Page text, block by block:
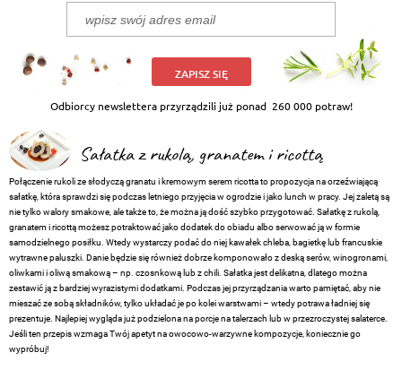
ZAPISZ SIĘ
Odbiorcy newslettera przyrządzili już ponad 260 000 potraw!
Sałatka z rukolą, granatem i ricottą
Połączenie rukoli ze słodyczą granatu i kremowym serem ricotta to propozycja na orzeźwiającą
sałatkę, która sprawdzi się podczas letniego przyjęcia w ogrodzie i jako lunch w pracy. Jej zaletą są
nie tylko walory smakowe, ale także to, że można ją dość szybko przygotować. Sałatkę z rukolą,
granatem i ricottą możesz potraktować jako dodatek do obiadu albo serwować ją w formie
samodzielnego posiłku. Wtedy wystarczy podać do niej kawałek chleba, bagietkę lub francuskie
wytrawne paluszki. Danie będzie się również dobrze komponowało z deską serów, winogronami,
oliwkami i oliwą smakową – np. czosnkową lub z chili. Sałatka jest delikatna, dlatego można
zestawić ją z bardziej wyrazistymi dodatkami. Podczas jej przyrządzania warto pamiętać, aby nie
mieszać ze sobą składników, tylko układać je po kolei warstwami – wtedy potrawa ładniej się
prezentuje. Najlepiej wygląda już podzielona na porcje na talerzach lub w przezroczystej salaterce.
Jeśli ten przepis wzmaga Twój apetyt na owocowo-warzywne kompozycje, koniecznie go
wypróbuj!